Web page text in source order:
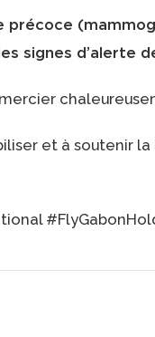
précoce
signes d’alerte
et à soutenir